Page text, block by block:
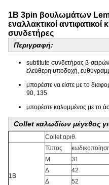
1B 3pin βουλωμάτων
εναλλακτικοί αντιφατικοί
συνδετήρες
Περιγραφή:
subtitute συνδετήρας β-
ελεύθερη υποδοχή,
μπορέστε να είστε με το
90, 135
μπορέστε καλυμμένος με το
Collet καλωδίων μέγεθος
Collet αριθ.
1B
Τύπος
Μ
31
Δ
42
Δ
52